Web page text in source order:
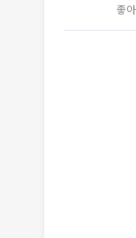
좋